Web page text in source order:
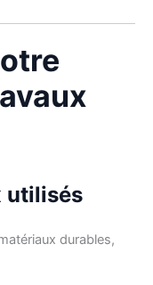
utilisés
durables,